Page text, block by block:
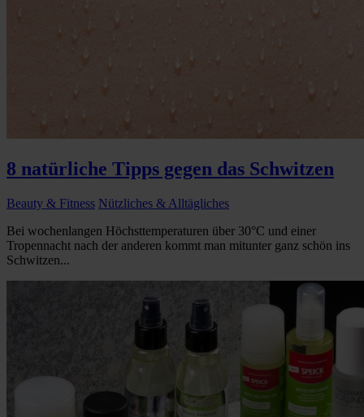
8 natürliche Tipps gegen das Schwitzen
Beauty & Fitness Nützliches & Alltägliches
Bei wochenlangen Höchsttemperaturen über 30°C und einer
Tropennacht nach der anderen kommt man mitunter ganz schön ins
Schwitzen...